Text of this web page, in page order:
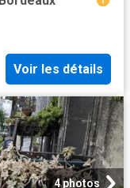
Voir les détails
4 photos